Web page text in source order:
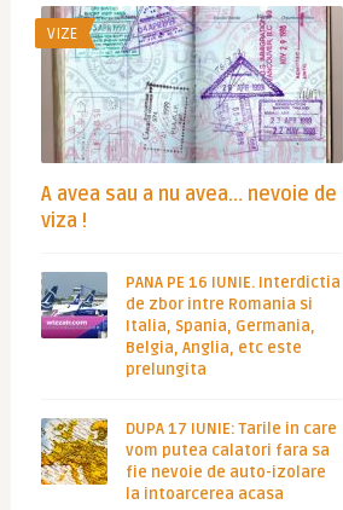
VIZE
A avea sau a nu avea… nevoie de
viza !
PANA PE 16 IUNIE. Interdictia
de zbor intre Romania si
Italia, Spania, Germania,
Belgia, Anglia, etc este
prelungita
DUPA 17 IUNIE: Tarile in care
vom putea calatori fara sa
fie nevoie de auto-izolare
la intoarcerea acasa